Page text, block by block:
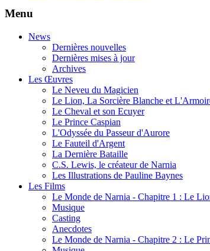
Menu
News
Dernières nouvelles
Dernières mises à jour
Archives
Les Œuvres
Le Neveu du Magicien
Le Lion, La Sorcière Blanche et
Le Cheval et son Ecuyer
Le Prince Caspian
L'Odyssée du Passeur d'Aurore
Le Fauteil d'Argent
La Dernière Bataille
C.S. Lewis, le créateur de Narnia
Les Illustrations de Pauline Baynes
Les Films
Le Monde de Narnia - Chapitre 1 : Le
Musique
Casting
Anecdotes
Le Monde de Narnia - Chapitre 2 : Le